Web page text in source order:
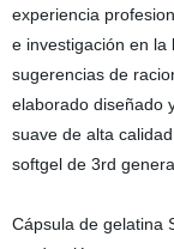
experiencia
e investigación en
sugerencias de
elaborado diseñado
suave de alta
softgel de 3rd
Cápsula de gelatina